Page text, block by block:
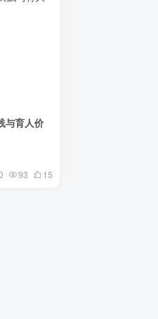
与育人价
93 15